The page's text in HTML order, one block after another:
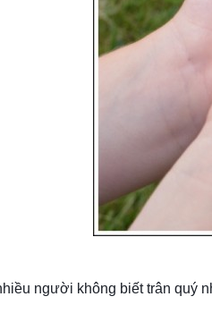
người không biết trân quý